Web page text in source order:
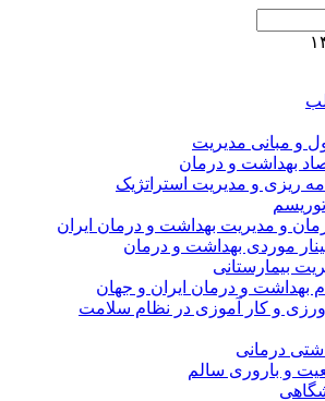
و مبانی مدیریت
بهداشت و درمان
ریزی و مدیریت استراتژیک
توریسم
و مدیریت بهداشت و درمان ایران
موردی بهداشت و درمان
بیمارستانی
بهداشت و درمان ایران و جهان
و کار آموزی در نظام سلامت
درمانی
و باروری سالم